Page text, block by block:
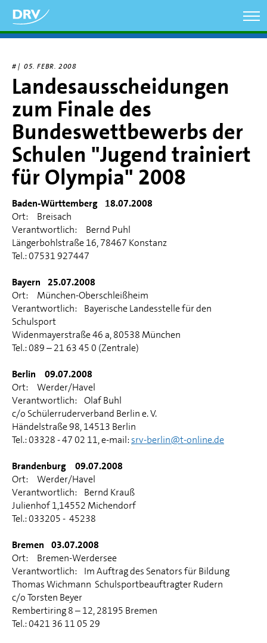
zum
Inhalt
# | 05. FEBR. 2008
Landesausscheidungen
zum Finale des
Bundeswettbewerbs der
Schulen "Jugend trainiert
für Olympia" 2008
Baden-Württemberg 18.07.2008
Ort: Breisach
Verantwortlich: Bernd Puhl
Längerbohlstraße 16, 78467 Konstanz
Tel.: 07531 927447
Bayern 25.07.2008
Ort: München-Oberschleißheim
Verantwortlich: Bayerische Landesstelle für den
Schulsport
Widenmayerstraße 46 a, 80538 München
Tel.: 089 – 21 63 45 0 (Zentrale)
Berlin 09.07.2008
Ort: Werder/Havel
Verantwortlich: Olaf Buhl
c/o Schülerruderverband Berlin e. V.
Händelstraße 98, 14513 Berlin
Tel.: 03328 - 47 02 11, e-mail:srv-berlin@t-online.de
Brandenburg 09.07.2008
Ort: Werder/Havel
Verantwortlich: Bernd Krauß
Julienhof 1,14552 Michendorf
Tel.: 033205 - 45238
Bremen 03.07.2008
Ort: Bremen-Werdersee
Verantwortlich: Im Auftrag des Senators für Bildung
Thomas Wichmann Schulsportbeauftragter Rudern
c/o Torsten Beyer
Rembertiring 8 – 12, 28195 Bremen
Tel.: 0421 36 11 05 29